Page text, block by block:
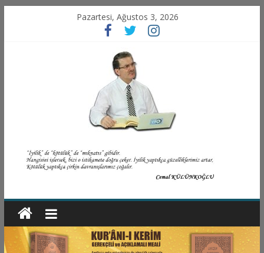
Pazartesi, Ağustos 3, 2026